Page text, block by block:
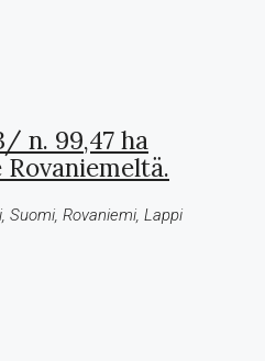
n. 99,47 ha
Suomi, Rovaniemi, Lappi